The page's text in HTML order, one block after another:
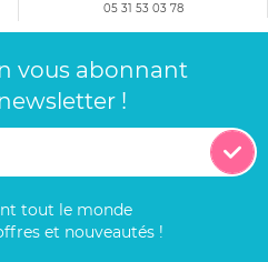
05 31 53 03 78
vous abonnant
!
tout le monde
et nouveautés !